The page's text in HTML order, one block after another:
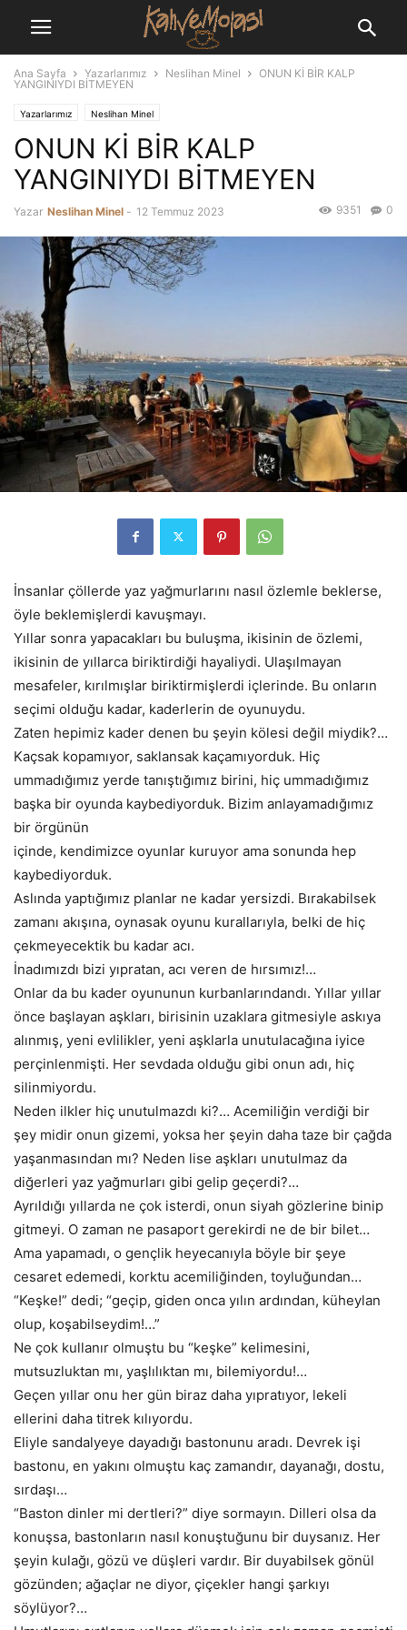
Ana Sayfa Yazarlarımız Neslihan Minel
ONUN Kİ BİR KALP
YANGINIYDI BİTMEYEN
Yazarlarımız Neslihan Minel
ONUN Kİ BİR KALP
YANGINIYDI BİTMEYEN
Yazar Neslihan Minel - 12 Temmuz 2023 0
9351
İnsanlar çöllerde yaz yağmurlarını nasıl özlemle beklerse,
öyle beklemişlerdi kavuşmayı.
Yıllar sonra yapacakları bu buluşma, ikisinin de özlemi,
ikisinin de yıllarca biriktirdiği hayaliydi. Ulaşılmayan
mesafeler, kırılmışlar biriktirmişlerdi içlerinde. Bu onların
seçimi olduğu kadar, kaderlerin de oyunuydu.
Zaten hepimiz kader denen bu şeyin kölesi değil miydik?…
Kaçsak kopamıyor, saklansak kaçamıyorduk. Hiç
ummadığımız yerde tanıştığımız birini, hiç ummadığımız
başka bir oyunda kaybediyorduk. Bizim anlayamadığımız
bir örgünün
içinde, kendimizce oyunlar kuruyor ama sonunda hep
kaybediyorduk.
Aslında yaptığımız planlar ne kadar yersizdi. Bırakabilsek
zamanı akışına, oynasak oyunu kurallarıyla, belki de hiç
çekmeyecektik bu kadar acı.
İnadımızdı bizi yıpratan, acı veren de hırsımız!…
Onlar da bu kader oyununun kurbanlarındandı. Yıllar yıllar
önce başlayan aşkları, birisinin uzaklara gitmesiyle askıya
alınmış, yeni evlilikler, yeni aşklarla unutulacağına iyice
perçinlenmişti. Her sevdada olduğu gibi onun adı, hiç
silinmiyordu.
Neden ilkler hiç unutulmazdı ki?… Acemiliğin verdiği bir
şey midir onun gizemi, yoksa her şeyin daha taze bir çağda
yaşanmasından mı? Neden lise aşkları unutulmaz da
diğerleri yaz yağmurları gibi gelip geçerdi?…
Ayrıldığı yıllarda ne çok isterdi, onun siyah gözlerine binip
gitmeyi. O zaman ne pasaport gerekirdi ne de bir bilet…
Ama yapamadı, o gençlik heyecanıyla böyle bir şeye
cesaret edemedi, korktu acemiliğinden, toyluğundan…
“Keşke!” dedi; “geçip, giden onca yılın ardından, küheylan
olup, koşabilseydim!…”
Ne çok kullanır olmuştu bu “keşke” kelimesini,
mutsuzluktan mı, yaşlılıktan mı, bilemiyordu!…
Geçen yıllar onu her gün biraz daha yıpratıyor, lekeli
ellerini daha titrek kılıyordu.
Eliyle sandalyeye dayadığı bastonunu aradı. Devrek işi
bastonu, en yakını olmuştu kaç zamandır, dayanağı, dostu,
sırdaşı…
“Baston dinler mi dertleri?” diye sormayın. Dilleri olsa da
konuşsa, bastonların nasıl konuştuğunu bir duysanız. Her
şeyin kulağı, gözü ve düşleri vardır. Bir duyabilsek gönül
gözünden; ağaçlar ne diyor, çiçekler hangi şarkıyı
söylüyor?…